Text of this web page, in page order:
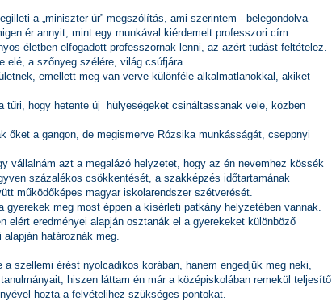
a „miniszter úr” megszólítás, ami szerintem - belegondolva
ér annyit, mint egy munkával kiérdemelt professzori cím.
életben elfogadott professzornak lenni, az azért tudást feltételez.
elé, a szőnyeg szélére, világ csúfjára.
emellett meg van verve különféle alkalmatlanokkal, akiket
tűri, hogy hetente új hülyeségeket csináltassanak vele, közben
a gangon, de megismerve Rózsika munkásságát, cseppnyi
vállalnám azt a megalázó helyzetet, hogy az én nevemhez kössék
százalékos csökkentését, a szakképzés időtartamának
működőképes magyar iskolarendszer szétverését.
meg most éppen a kísérleti patkány helyzetében vannak.
elért eredményei alapján osztanák el a gyerekeket különböző
határoznák meg.
szellemi érést nyolcadikos korában, hanem engedjük meg neki,
hiszen láttam én már a középiskolában remekül teljesítő
hozta a felvételihez szükséges pontokat.